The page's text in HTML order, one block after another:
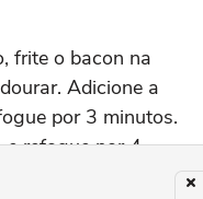
frite o bacon na
Adicione a
por 3 minutos.
e refogue por 4